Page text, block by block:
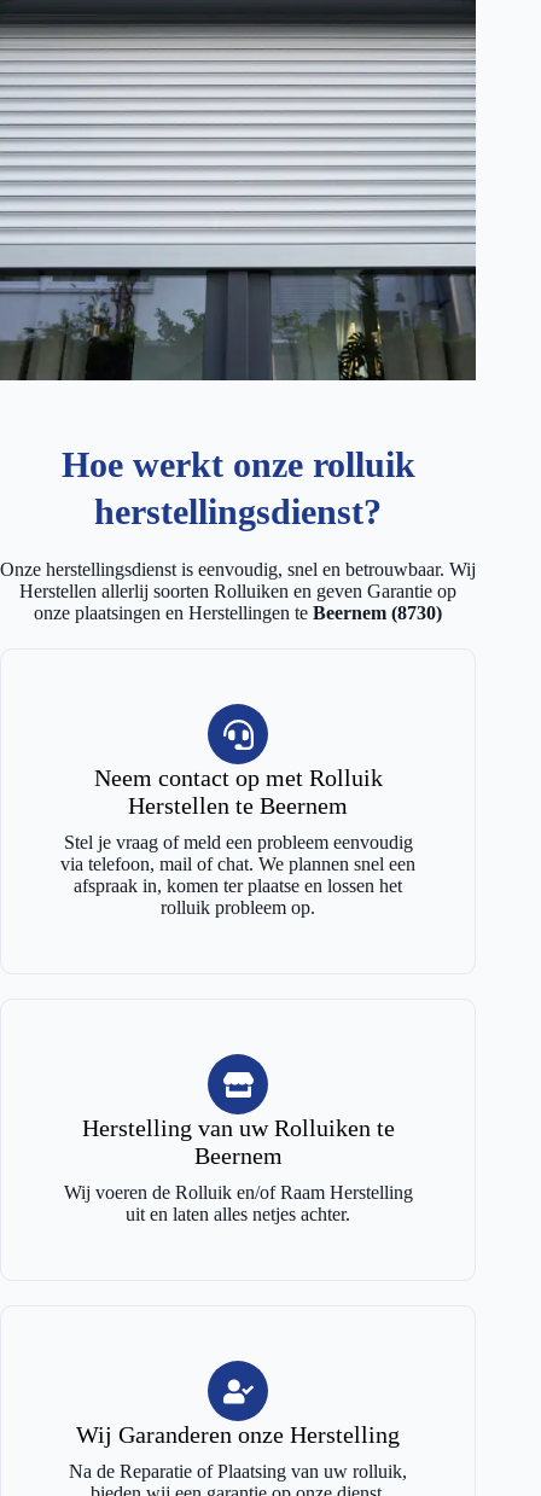
Hoe werkt onze rolluik
herstellingsdienst?
Onze herstellingsdienst is eenvoudig, snel en betrouwbaar. Wij
Herstellen allerlij soorten Rolluiken en geven Garantie op
onze plaatsingen en Herstellingen teBeernem (8730)
Neem contact op met Rolluik
Herstellen te Beernem
Stel je vraag of meld een probleem eenvoudig
via telefoon, mail of chat. We plannen snel een
afspraak in, komen ter plaatse en lossen het
rolluik probleem op.
Herstelling van uw Rolluiken te
Beernem
Wij voeren de Rolluik en/of Raam Herstelling
uit en laten alles netjes achter.
Wij Garanderen onze Herstelling
Na de Reparatie of Plaatsing van uw rolluik,